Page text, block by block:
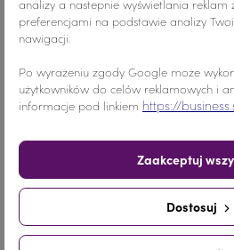
Materiał Żywica
Nr.Kategorii nr. katalogowy
- + Dodaj do
analizy a nastepnie wyświetlania reklam
preferencjami na podstawie analizy
nawigacji.
Po wyrażeniu zgody Google może
użytkowników do celów reklamowych i
informacje pod linkiem https://
Dostosuj
Zaakceptuj